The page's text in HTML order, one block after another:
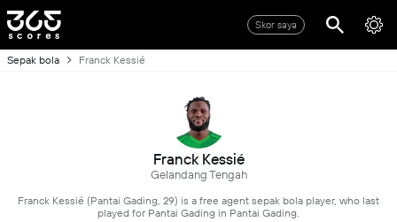
Skor saya
Sepak bola Franck Kessié
Franck Kessié
Gelandang Tengah
Franck Kessié (Pantai Gading, 29) is a free agent sepak bola player, who last
played for Pantai Gading in Pantai Gading.